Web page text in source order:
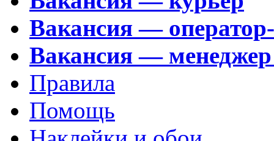
Вакансия —
Вакансия —
Правила
Помощь